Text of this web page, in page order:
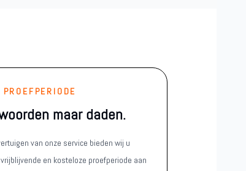
maar daden.
van onze service bieden wij u
en kosteloze proefperiode aan